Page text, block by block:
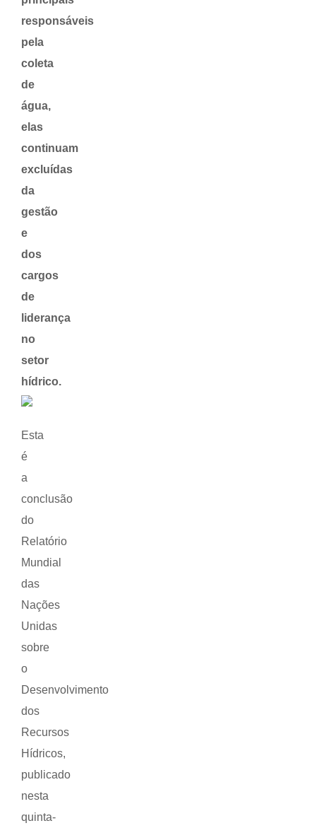
responsáveis
pela
coleta
de
água,
elas
continuam
excluídas
da
gestão
e
dos
cargos
de
liderança
no
setor
hídrico.
Esta
é
a
conclusão
do
Relatório
Mundial
das
Nações
Unidas
sobre
o
Desenvolvimento
dos
Recursos
Hídricos,
publicado
nesta
quinta-